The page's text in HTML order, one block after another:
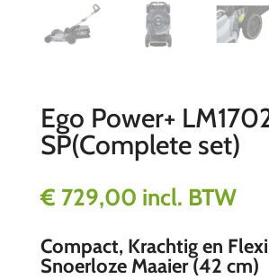
Ego Power+
SP(Complete set)
€ 729,00 incl. BTW
Compact, Krachtig en
Snoerloze Maaier (42 cm)